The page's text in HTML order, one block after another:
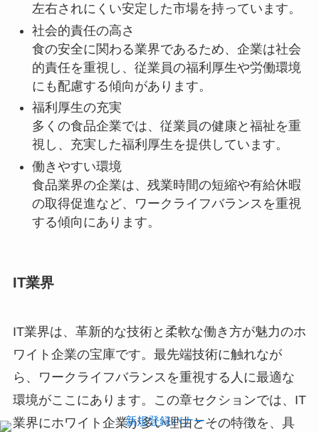
左右されにくい安定した市場を持っています。
社会的責任の高さ
食の安全に関わる業界であるため、企業は社会
的責任を重視し、従業員の福利厚生や労働環境
にも配慮する傾向があります。
福利厚生の充実
多くの食品企業では、従業員の健康と福祉を重
視し、充実した福利厚生を提供しています。
働きやすい環境
食品業界の企業は、残業時間の短縮や有給休暇
の取得促進など、ワークライフバランスを重視
する傾向にあります。
IT業界
IT業界は、革新的な技術と柔軟な働き方が魅力のホ
ワイト企業の宝庫です。最先端技術に触れなが
ら、ワークライフバランスを重視する人に最適な
環境がここにあります。この章セクションでは、IT
業界にホワイト企業が多い理由とその特徴を、具